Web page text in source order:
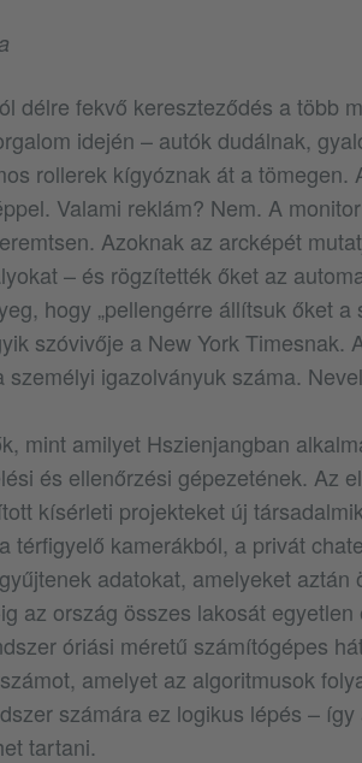
délre fekvő kereszteződés a több
idején – autók dudálnak,
rollerek kígyóznak át a tömegen.
Valami reklám? Nem. A
Azoknak az arcképét
– és rögzítették őket az
hogy „pellengérre állítsuk őket
szóvivője a New York Timesnak.
személyi igazolványuk száma.
mint amilyet Hszienjangban
és ellenőrzési gépezetének. Az
kísérleti projekteket új
térfigyelő kamerákból, a privát
adatokat, amelyeket
az ország összes lakosát
óriási méretű számítógépes
amelyet az algoritmusok
számára ez logikus lépés –
tartani.